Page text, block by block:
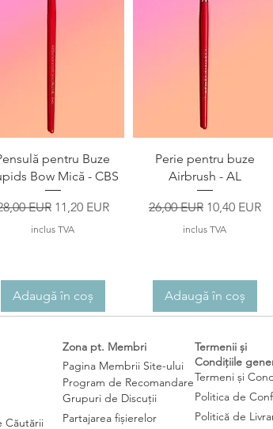
Afișare rapidă
pentru Buze
Bow Mică - CBS
normal
EUR Preț redus
11,20 EUR
inclus TVA
Adaugă în coș
Afișare rapidă
Perie pentru buze
Airbrush - AL
Preț normal
26,00 EUR Preț redus
10,40 EUR
inclus TVA
Adaugă în coș
Căutării
Zona pt. Membri
Pagina Membrii Site-ului
Program de Recomandare
Grupuri de Discuții
Partajarea fișierelor
Termenii și
Condițiile
Termeni și
Politica de
Politică de